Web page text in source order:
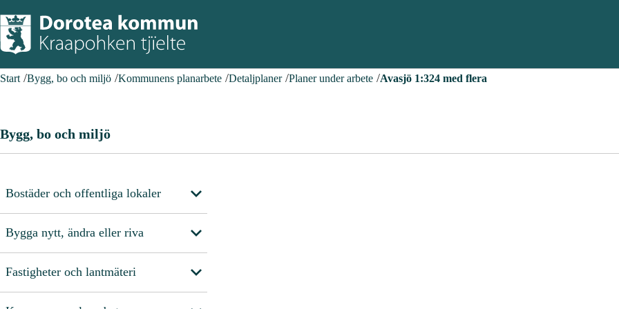
Start Bygg, bo och miljö Kommunens planarbete Detaljplaner Planer under arbete Avasjö 1:324 med flera
Bygg, bo och miljö
Bostäder och offentliga lokaler
Bygga nytt, ändra eller riva
Fastigheter och lantmäteri